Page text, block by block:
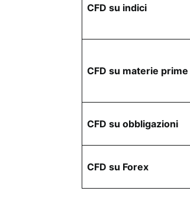
CFD su indici
CFD su materie prime
CFD su obbligazioni
CFD su Forex